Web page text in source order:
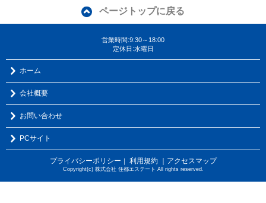
ページトップに戻る
営業時間:9:30～18:00
定休日:水曜日
ホーム
会社概要
お問い合わせ
PCサイト
プライバシーポリシー ｜ 利用規約 ｜アクセスマップ
Copyright(c) 株式会社 住都エステート All rights reserved.